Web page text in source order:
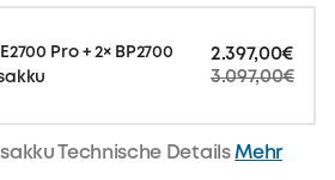
Pro + 2× BP2700
2.397,00€
3.097,00€
Technische DetailsMehr